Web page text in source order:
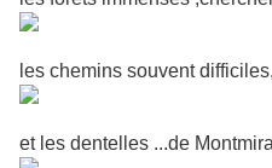
les chemins souvent difficiles,
et les dentelles ...de